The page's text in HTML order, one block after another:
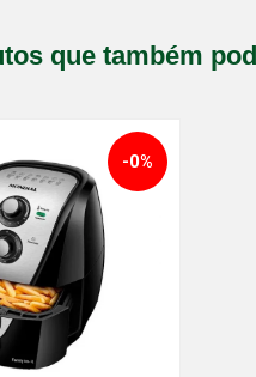
que também
-0%